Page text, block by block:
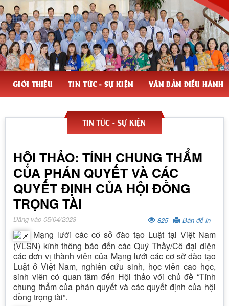
GIỚI THIỆU TIN TỨC - SỰ KIỆN VĂN BẢN ĐIỀU HÀNH
TIN TỨC - SỰ KIỆN
HỘI THẢO: TÍNH CHUNG THẨM
CỦA PHÁN QUYẾT VÀ CÁC
QUYẾT ĐỊNH CỦA HỘI ĐỒNG
TRỌNG TÀI
Đăng vào 05/04/2023 825 Bản để in
Mạng lưới các cơ sở đào tạo Luật tại Việt Nam
(VLSN) kính thông báo đến các Quý Thầy/Cô đại diện
các đơn vị thành viên của Mạng lưới các cơ sở đào tạo
Luật ở Việt Nam, nghiên cứu sinh, học viên cao học,
sinh viên có quan tâm đến Hội thảo với chủ đề “Tính
chung thẩm của phán quyết và các quyết định của hội
đồng trọng tài”.